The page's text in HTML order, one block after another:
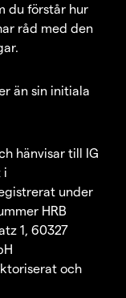
du förstår hur
råd med den
än sin initiala
hänvisar till IG
i
under
HRB
1, 60327
och